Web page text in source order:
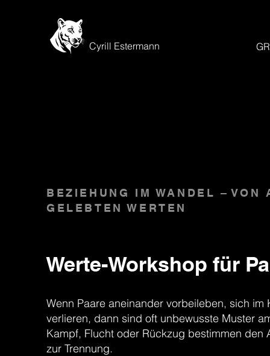
Cyrill Estermann
BEZIEHUNG IM WANDEL – VON
GELEBTEN WERTEN
Werte-Workshop für
Wenn Paare aneinander vorbeileben, sich
verlieren, dann sind oft unbewusste Muster
Kampf, Flucht oder Rückzug bestimmen den
zur Trennung.